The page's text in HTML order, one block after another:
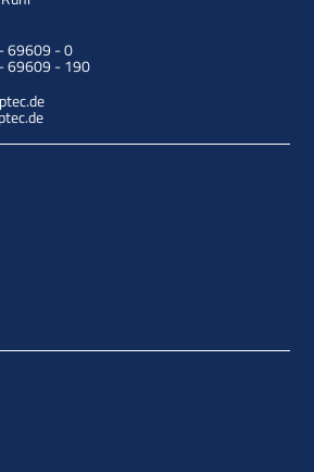
69609 - 0
69609 - 190